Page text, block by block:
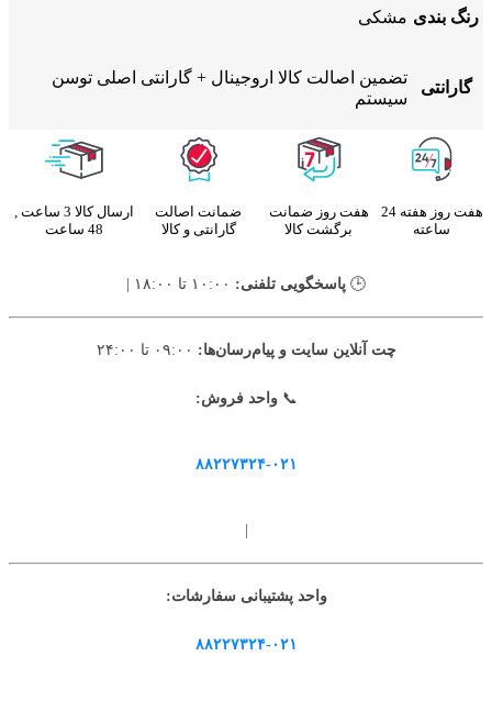
رنگ بندی مشکی
گارانتی
تضمین اصالت کالا اروجینال + گارانتی اصلی توسن
سیستم
هفت روز هفته 24
ساعته
هفت روز ضمانت
برگشت کالا
ضمانت اصالت
گارانتی و کالا
ارسال کالا 3 ساعت ,
48 ساعت
🕒 پاسخگویی تلفنی:
چت آنلاین سایت و پیام‌رسان‌ها:
📞واحد فروش:
۸۸۲۲۷۳۲۴-۰۲۱
|
واحد پشتیبانی سفارشات:
۸۸۲۲۷۳۲۴-۰۲۱